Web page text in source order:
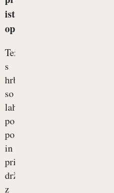
ist
op
Težave
s
hrbtenico
so
lahko
posledica
poškodb
in
prisilne
drže,
z